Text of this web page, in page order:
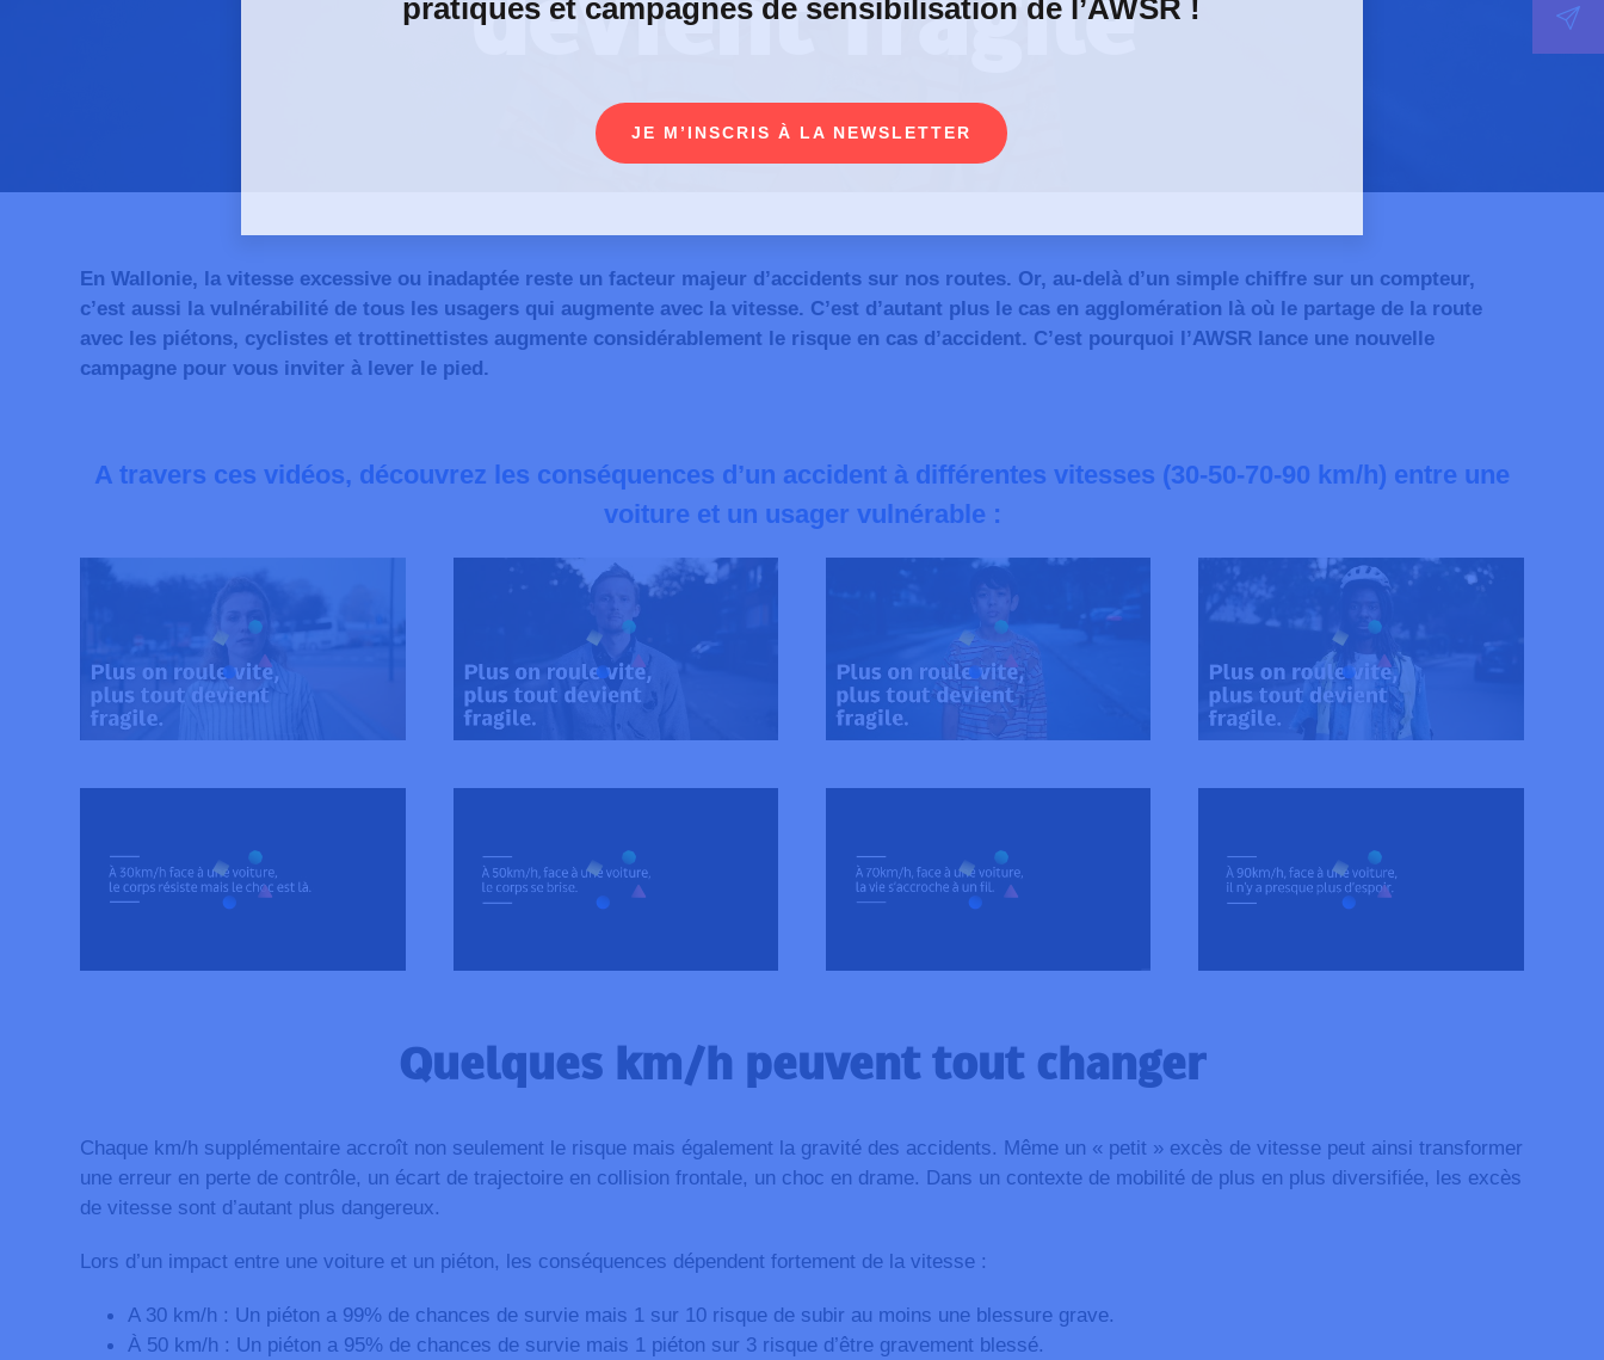
En Wallonie, la vitesse excessive ou inadaptée reste un facteur majeur d’accidents sur nos routes. Or, au-delà d’un simple chiffre sur un compteur,
c’est aussi la vulnérabilité de tous les usagers qui augmente avec la vitesse. C’est d’autant plus le cas en agglomération là où le partage de la route
avec les piétons, cyclistes et trottinettistes augmente considérablement le risque en cas d’accident. C’est pourquoi l’AWSR lance une nouvelle
campagne pour vous inviter à lever le pied.
A travers ces vidéos, découvrez les conséquences d’un accident à différentes vitesses (30-50-70-90 km/h) entre une
voiture et un usager vulnérable :
Quelques km/h peuvent tout changer
Chaque km/h supplémentaire accroît non seulement le risque mais également la gravité des accidents. Même un « petit » excès de vitesse peut ainsi transformer
une erreur en perte de contrôle, un écart de trajectoire en collision frontale, un choc en drame. Dans un contexte de mobilité de plus en plus diversifiée, les excès
de vitesse sont d’autant plus dangereux.
Lors d’un impact entre une voiture et un piéton, les conséquences dépendent fortement de la vitesse :
A 30 km/h : Un piéton a 99% de chances de survie mais 1 sur 10 risque de subir au moins une blessure grave.
À 50 km/h : Un piéton a 95% de chances de survie mais 1 piéton sur 3 risque d’être gravement blessé.
pratiques et campagnes de sensibilisation de l’AWSR !
JE M’INSCRIS À LA NEWSLETTER